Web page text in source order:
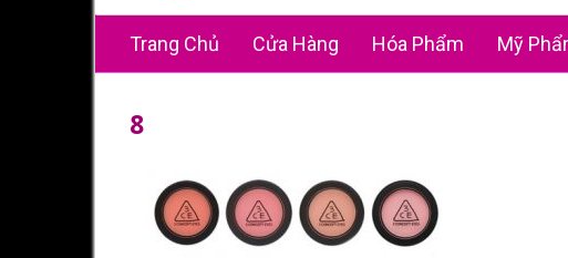
Trang Chủ Cửa Hàng Hóa Phẩm Mỹ
8